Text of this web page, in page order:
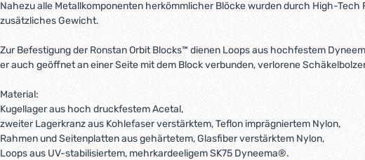
Nahezu alle Metallkomponenten herkömmlicher Blöcke wurden durch High-
zusätzliches Gewicht.
Zur Befestigung der Ronstan Orbit Blocks™ dienen Loops aus hochfestem
er auch geöffnet an einer Seite mit dem Block verbunden, verlorene
Material:
Kugellager aus hoch druckfestem Acetal,
zweiter Lagerkranz aus Kohlefaser verstärktem, Teflon imprägniertem Nylon,
Rahmen und Seitenplatten aus gehärtetem, Glasfiber verstärktem Nylon,
Loops aus UV-stabilisiertem, mehrkardeeligem SK75 Dyneema®.